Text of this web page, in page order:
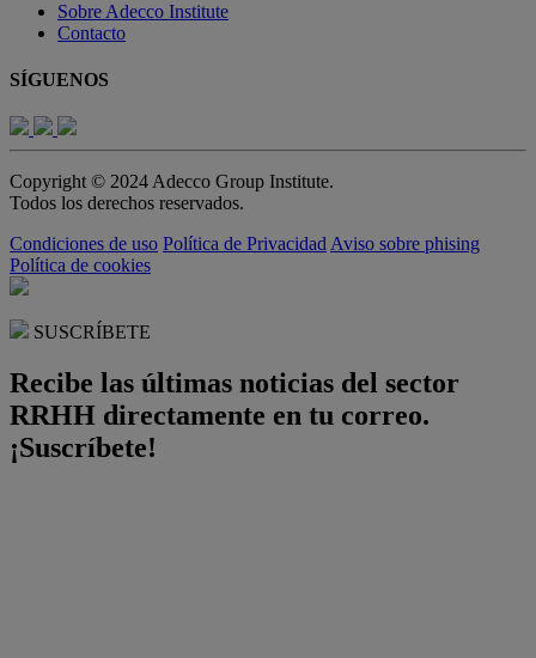
Sobre Adecco Institute
Contacto
SÍGUENOS
Copyright © 2024 Adecco Group Institute.
Todos los derechos reservados.
Condiciones de uso Política de Privacidad Aviso sobre phising
Política de cookies
SUSCRÍBETE
Recibe las últimas noticias del sector
RRHH directamente en tu correo.
¡Suscríbete!